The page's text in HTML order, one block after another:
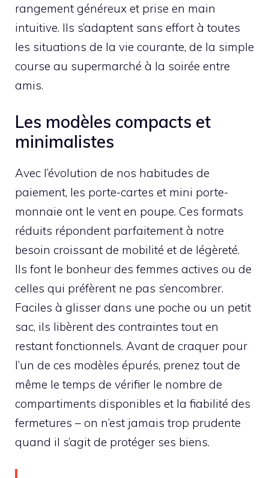
rangement généreux et prise en main
intuitive. Ils s’adaptent sans effort à toutes
les situations de la vie courante, de la simple
course au supermarché à la soirée entre
amis.
Les modèles compacts et
minimalistes
Avec l’évolution de nos habitudes de
paiement, les porte-cartes et mini porte-
monnaie ont le vent en poupe. Ces formats
réduits répondent parfaitement à notre
besoin croissant de mobilité et de légèreté.
Ils font le bonheur des femmes actives ou de
celles qui préfèrent ne pas s’encombrer.
Faciles à glisser dans une poche ou un petit
sac, ils libèrent des contraintes tout en
restant fonctionnels. Avant de craquer pour
l’un de ces modèles épurés, prenez tout de
même le temps de vérifier le nombre de
compartiments disponibles et la fiabilité des
fermetures – on n’est jamais trop prudente
quand il s’agit de protéger ses biens.